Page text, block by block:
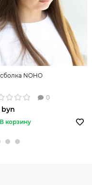
NOHO
0
byn
В корзину